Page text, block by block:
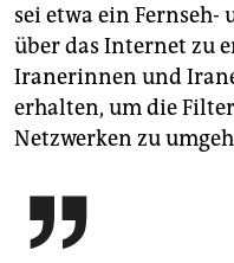
sei etwa ein Fernseh-
über das Internet zu
Iranerinnen und
erhalten, um die
Netzwerken zu
